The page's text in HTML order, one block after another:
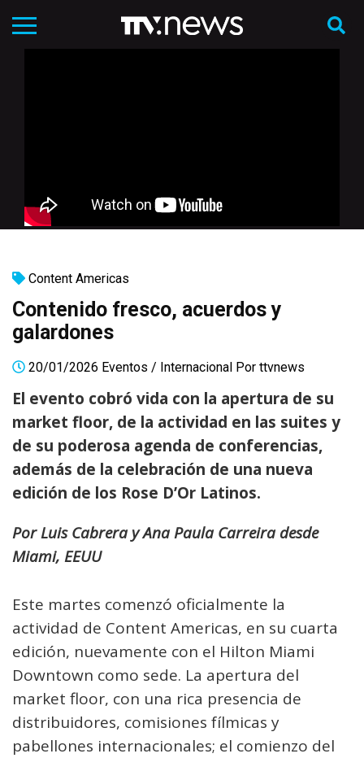
Content Americas
Contenido fresco, acuerdos y
galardones
20/01/2026 Eventos / Internacional Por ttvnews
El evento cobró vida con la apertura de su
market floor, de la actividad en las suites y
de su poderosa agenda de conferencias,
además de la celebración de una nueva
edición de los Rose D’Or Latinos.
Por Luis Cabrera y Ana Paula Carreira desde
Miami, EEUU
Este martes comenzó oficialmente la
actividad de Content Americas, en su cuarta
edición, nuevamente con el Hilton Miami
Downtown como sede. La apertura del
market floor, con una rica presencia de
distribuidores, comisiones fílmicas y
pabellones internacionales; el comienzo del